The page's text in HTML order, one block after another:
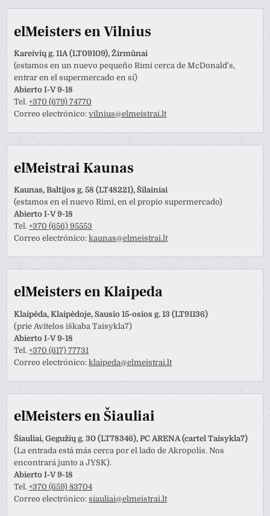
elMeisters en Vilnius
Kareivių g. 11A (LT09109), Žirmūnai
(estamos en un nuevo pequeño Rimi cerca de McDonald's,
entrar en el supermercado en sí)
Abierto I-V 9-18
Tel.+370 (679) 74770
Correo electrónico:vilnius@elmeistrai.lt
elMeistrai Kaunas
Kaunas, Baltijos g. 58 (LT48221), Šilainiai
(estamos en el nuevo Rimi, en el propio supermercado)
Abierto I-V 9-18
Tel.+370 (656) 95553
Correo electrónico:kaunas@elmeistrai.lt
elMeisters en Klaipeda
Klaipėda, Klaipėdoje, Sausio 15-osios g. 13 (LT91136)
(prie Avitelos iškaba Taisykla7)
Abierto I-V 9-18
Tel.+370 (617) 77731
Correo electrónico:klaipeda@elmeistrai.lt
elMeisters en Šiauliai
Šiauliai, Gegužių g. 30 (LT78346), PC ARENA (cartel Taisykla7)
(La entrada está más cerca por el lado de Akropolis. Nos
encontrará junto a JYSK).
Abierto I-V 9-18
Tel.+370 (659) 83704
Correo electrónico:siauliai@elmeistrai.lt